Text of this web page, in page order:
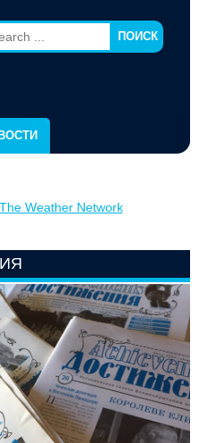
ПОИСК
The Weather Network